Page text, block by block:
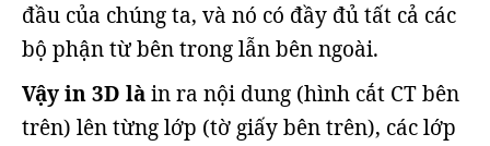
đầu của chúng ta, và nó có đầy đủ tất cả các
bộ phận từ bên trong lẫn bên ngoài.
Vậy in 3D làin ra nội dung (hình cắt CT bên
trên) lên từng lớp (tờ giấy bên trên), các lớp